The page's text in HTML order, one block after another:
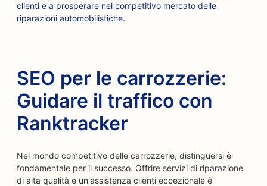
clienti e a prosperare nel competitivo mercato delle
riparazioni automobilistiche.
SEO per le carrozzerie:
Guidare il traffico con
Ranktracker
Nel mondo competitivo delle carrozzerie, distinguersi è
fondamentale per il successo. Offrire servizi di riparazione
di alta qualità e un'assistenza clienti eccezionale è